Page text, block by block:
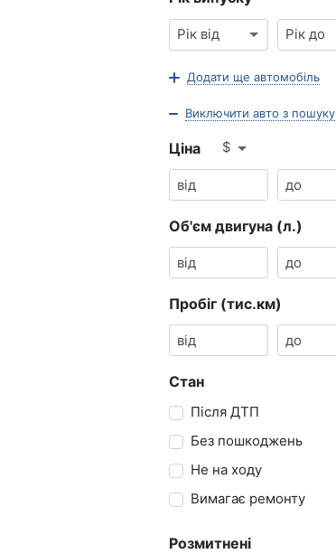
Рік від Рік до
Додати ще автомобіль
Виключити авто з пошуку
Ціна $
Об'єм двигуна (л.)
Пробіг (тис.км)
Стан
Після ДТП
Без пошкоджень
Не на ходу
Вимагає ремонту
Розмитнені